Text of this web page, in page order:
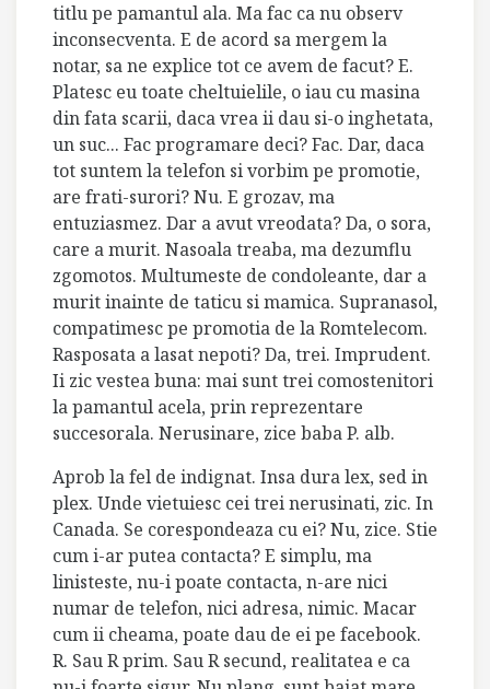
titlu pe pamantul ala. Ma fac ca nu observ
inconsecventa. E de acord sa mergem la
notar, sa ne explice tot ce avem de facut? E.
Platesc eu toate cheltuielile, o iau cu masina
din fata scarii, daca vrea ii dau si-o inghetata,
un suc... Fac programare deci? Fac. Dar, daca
tot suntem la telefon si vorbim pe promotie,
are frati-surori? Nu. E grozav, ma
entuziasmez. Dar a avut vreodata? Da, o sora,
care a murit. Nasoala treaba, ma dezumflu
zgomotos. Multumeste de condoleante, dar a
murit inainte de taticu si mamica. Supranasol,
compatimesc pe promotia de la Romtelecom.
Rasposata a lasat nepoti? Da, trei. Imprudent.
Ii zic vestea buna: mai sunt trei comostenitori
la pamantul acela, prin reprezentare
succesorala. Nerusinare, zice baba P. alb.
Aprob la fel de indignat. Insa dura lex, sed in
plex. Unde vietuiesc cei trei nerusinati, zic. In
Canada. Se corespondeaza cu ei? Nu, zice. Stie
cum i-ar putea contacta? E simplu, ma
linisteste, nu-i poate contacta, n-are nici
numar de telefon, nici adresa, nimic. Macar
cum ii cheama, poate dau de ei pe facebook.
R. Sau R prim. Sau R secund, realitatea e ca